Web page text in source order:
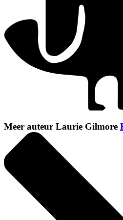
Meer auteur Laurie Gilmore